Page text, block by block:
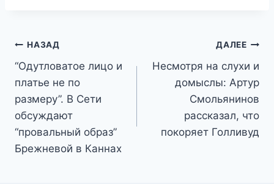
Навигация
по
записям
НАЗАД
“Одутловатое лицо и
платье не по
размеру”. В Сети
обсуждают
“провальный образ”
Брежневой в Каннах
ДАЛЕЕ
Несмотря на слухи и
домыслы: Артур
Смольянинов
рассказал, что
покоряет Голливуд